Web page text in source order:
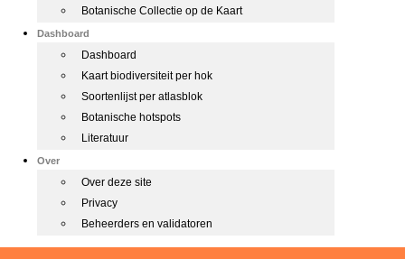
Botanische Collectie op de Kaart
Dashboard
Dashboard
Kaart biodiversiteit per hok
Soortenlijst per atlasblok
Botanische hotspots
Literatuur
Over
Over deze site
Privacy
Beheerders en validatoren